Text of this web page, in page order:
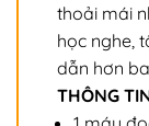
thoải mái
học nghe,
dẫn hơn
THÔNG